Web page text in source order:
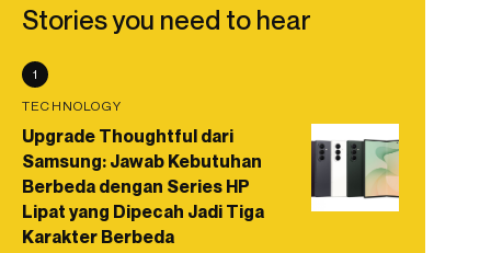
Stories you need to hear
1
TECHNOLOGY
Upgrade Thoughtful dari
Samsung: Jawab Kebutuhan
Berbeda dengan Series HP
Lipat yang Dipecah Jadi Tiga
Karakter Berbeda